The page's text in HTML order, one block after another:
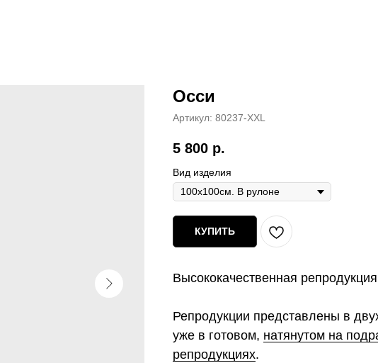
Осси
Артикул: 80237-XXL
5 800 р.
Вид изделия
КУПИТЬ
Высококачественная
Репродукции представлены в
уже в готовом, натянутом на
репродукциях.